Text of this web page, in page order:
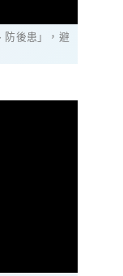
防後患」，避